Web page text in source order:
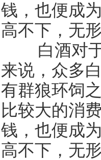
钱，也便成
高不下，无
白酒对于
来说，众多
有群狼环饲
比较大的消
钱，也便成
高不下，无